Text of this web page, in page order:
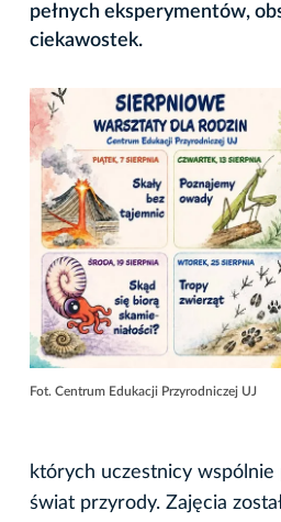
pełnych eksperymentów,
ciekawostek.
Fot. Centrum Edukacji Przyrodniczej UJ
których uczestnicy wspólnie
świat przyrody. Zajęcia